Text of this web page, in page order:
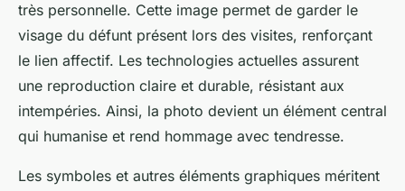
très personnelle. Cette image permet de garder le
visage du défunt présent lors des visites, renforçant
le lien affectif. Les technologies actuelles assurent
une reproduction claire et durable, résistant aux
intempéries. Ainsi, la photo devient un élément central
qui humanise et rend hommage avec tendresse.
Les symboles et autres éléments graphiques méritent